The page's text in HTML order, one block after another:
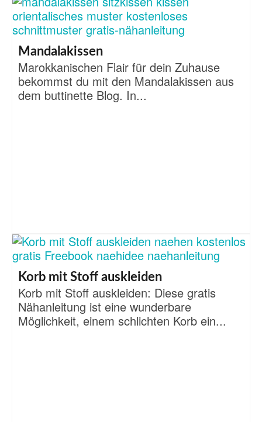
Mandalakissen
Marokkanischen Flair für dein Zuhause
bekommst du mit den Mandalakissen aus
dem buttinette Blog. In...
Korb mit Stoff auskleiden
Korb mit Stoff auskleiden: Diese gratis
Nähanleitung ist eine wunderbare
Möglichkeit, einem schlichten Korb ein...